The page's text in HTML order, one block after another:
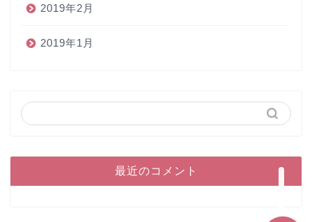
2019年2月
2019年1月
最近のコメント
インク